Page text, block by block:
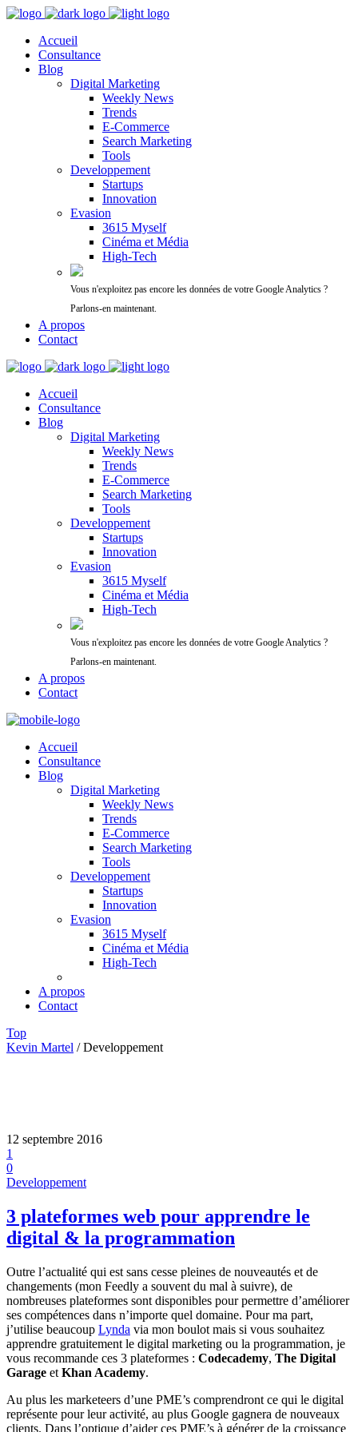
Accueil
Consultance
Blog
Digital Marketing
Weekly News
Trends
E-Commerce
Search Marketing
Tools
Developpement
Startups
Innovation
Evasion
3615 Myself
Cinéma et Média
High-Tech
Vous n'exploitez pas encore les données de votre Google Analytics ?
Parlons-en maintenant.
A propos
Contact
Accueil
Consultance
Blog
Digital Marketing
Weekly News
Trends
E-Commerce
Search Marketing
Tools
Developpement
Startups
Innovation
Evasion
3615 Myself
Cinéma et Média
High-Tech
Vous n'exploitez pas encore les données de votre Google Analytics ?
Parlons-en maintenant.
A propos
Contact
Accueil
Consultance
Blog
Digital Marketing
Weekly News
Trends
E-Commerce
Search Marketing
Tools
Developpement
Startups
Innovation
Evasion
3615 Myself
Cinéma et Média
High-Tech
A propos
Contact
Top
Kevin Martel /Developpement
12 septembre 2016
1
0
Developpement
3 plateformes web pour apprendre le
digital & la programmation
Outre l’actualité qui est sans cesse pleines de nouveautés et de
changements (mon Feedly a souvent du mal à suivre), de
nombreuses plateformes sont disponibles pour permettre d’améliorer
ses compétences dans n’importe quel domaine. Pour ma part,
j’utilise beaucoup Lynda via mon boulot mais si vous souhaitez
apprendre gratuitement le digital marketing ou la programmation, je
vous recommande ces 3 plateformes : Codecademy, The Digital
Garage et Khan Academy.
Au plus les marketeers d’une PME’s comprendront ce qui le digital
représente pour leur activité, au plus Google gagnera de nouveaux
clients. Dans l’optique d’aider ces PME’s à générer de la croissance